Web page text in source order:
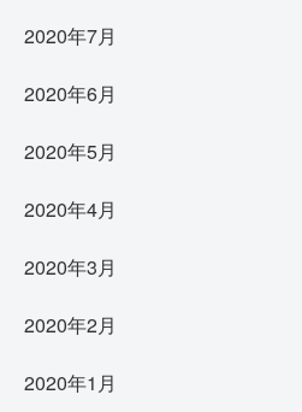
2020年7月
2020年6月
2020年5月
2020年4月
2020年3月
2020年2月
2020年1月